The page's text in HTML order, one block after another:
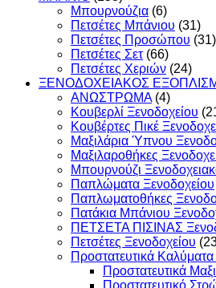
Μπουρνούζια (6)
Πετσέτες Μπάνιου (31)
Πετσέτες Προσώπου (31)
Πετσέτες Σετ (66)
Πετσέτες Χεριών (24)
ΞΕΝΟΔΟΧΕΙΑΚΟΣ
ΑΝΩΣΤΡΩΜΑ (4)
Κουβερλί Ξενοδοχείου
Κουβέρτες Πικέ
Μαξιλάρια Ύπνου
Μαξιλαροθήκες
Μπουρνούζι
Παπλώματα Ξενοδοχείου
Παπλωματοθήκες
Πατάκια Μπάνιου
ΠΕΤΣΕΤΑ ΠΙΣΙΝΑΣ
Πετσέτες Ξενοδοχείου
Προστατευτικά
Προστατευτικά